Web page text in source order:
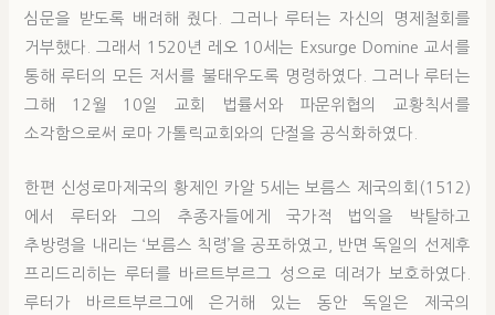
심문을 받도록 배려해 줬다. 그러나 루터는 자신의 명제철회를
거부했다. 그래서 1520년 레오 10세는 Exsurge Domine 교서를
통해 루터의 모든 저서를 불태우도록 명령하였다. 그러나 루터는
그해 12월 10일 교회 법률서와 파문위협의 교황칙서를
소각함으로써 로마 가톨릭교회와의 단절을 공식화하였다.
한편 신성로마제국의 황제인 카알 5세는 보름스 제국의회(1512)
에서 루터와 그의 추종자들에게 국가적 법익을 박탈하고
추방령을 내리는 ‘보름스 칙령’을 공포하였고, 반면 독일의 선제후
프리드리히는 루터를 바르트부르그 성으로 데려가 보호하였다.
루터가 바르트부르그에 은거해 있는 동안 독일은 제국의